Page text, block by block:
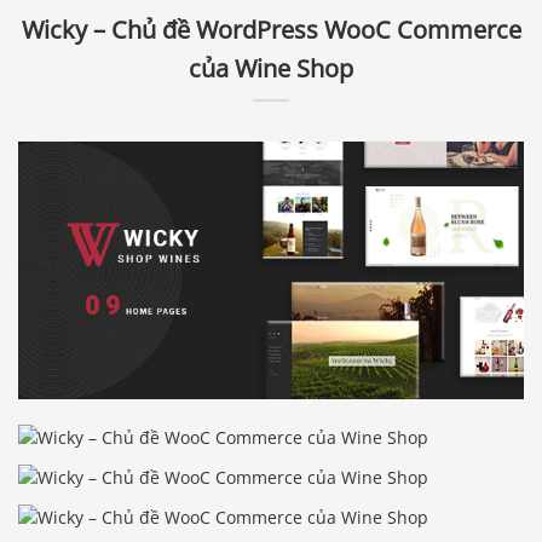
Wicky – Chủ đề WordPress WooC Commerce
của Wine Shop